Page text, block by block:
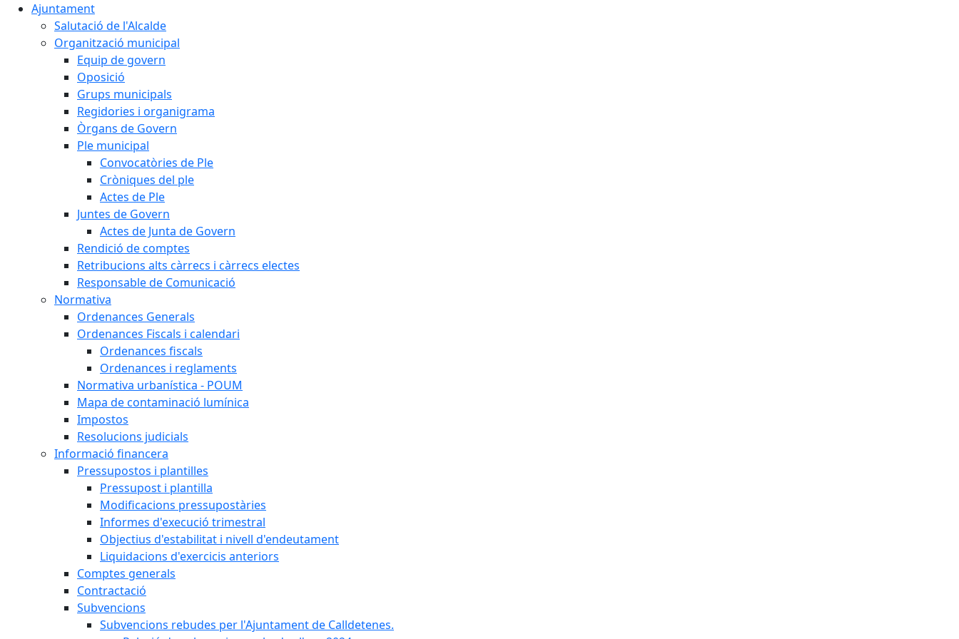
Ajuntament
Salutació de l'Alcalde
Organització municipal
Equip de govern
Oposició
Grups municipals
Regidories i organigrama
Òrgans de Govern
Ple municipal
Convocatòries de Ple
Cròniques del ple
Actes de Ple
Juntes de Govern
Actes de Junta de Govern
Rendició de comptes
Retribucions alts càrrecs i càrrecs electes
Responsable de Comunicació
Normativa
Ordenances Generals
Ordenances Fiscals i calendari
Ordenances fiscals
Ordenances i reglaments
Normativa urbanística - POUM
Mapa de contaminació lumínica
Impostos
Resolucions judicials
Informació financera
Pressupostos i plantilles
Pressupost i plantilla
Modificacions pressupostàries
Informes d'execució trimestral
Objectius d'estabilitat i nivell d'endeutament
Liquidacions d'exercicis anteriors
Comptes generals
Contractació
Subvencions
Subvencions rebudes per l'Ajuntament de Calldetenes.